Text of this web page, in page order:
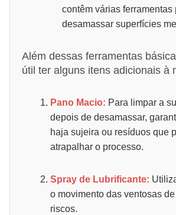
contêm várias ferramentas
desamassar superfícies
Além dessas ferramentas
útil ter alguns itens adicionais à
Pano Macio: Para limpar a
depois de desamassar,
haja sujeira ou resíduos que
atrapalhar o processo.
Spray de Lubrificante:
o movimento das ventosas
riscos.